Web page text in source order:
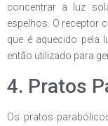
concentrar a luz
espelhos. O receptor
que é aquecido pela
então utilizado para
4. Pratos
Os pratos